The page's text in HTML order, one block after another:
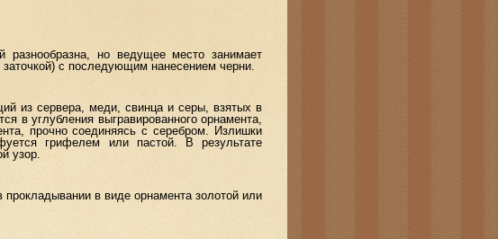
но ведущее место занимает
заточкой) с последующим нанесением черни.
из сервера, меди, свинца и серы, взятых в
в углубления выгравированного орнамента,
прочно соединяясь с серебром. Излишки
грифелем или пастой. В результате
узор.
в виде орнамента золотой или